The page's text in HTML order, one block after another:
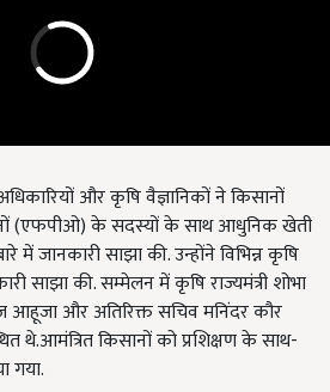
और कृषि वैज्ञानिकों ने किसानों
(एफपीओ) के सदस्यों के साथ आधुनिक खेती
में जानकारी साझा की. उन्होंने विभिन्न कृषि
साझा की. सम्मेलन में कृषि राज्यमंत्री शोभा
और अतिरिक्त सचिव मनिंदर कौर
थे.आमंत्रित किसानों को प्रशिक्षण के साथ-
गया.